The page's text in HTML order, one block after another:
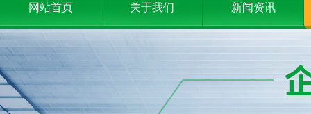
网站首页 关于我们 新闻资讯